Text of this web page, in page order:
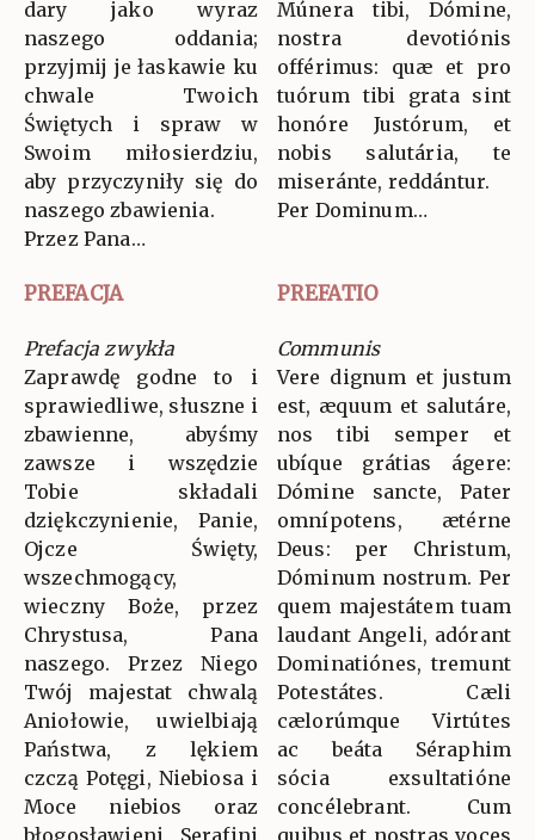
dary jako wyraz
naszego oddania;
przyjmij je łaskawie ku
chwale Twoich
Świętych i spraw w
Swoim miłosierdziu,
aby przyczyniły się do
naszego zbawienia.
Przez Pana…
Múnera tibi, Dómine,
nostra devotiónis
offérimus: quæ et pro
tuórum tibi grata sint
honóre Justórum, et
nobis salutária, te
miseránte, reddántur.
Per Dominum…
PREFACJA PREFATIO
Prefacja zwykła
Zaprawdę godne to i
sprawiedliwe, słuszne i
zbawienne, abyśmy
zawsze i wszędzie
Tobie składali
dziękczynienie, Panie,
Ojcze Święty,
wszechmogący,
wieczny Boże, przez
Chrystusa, Pana
naszego. Przez Niego
Twój majestat chwalą
Aniołowie, uwielbiają
Państwa, z lękiem
czczą Potęgi, Niebiosa i
Moce niebios oraz
Communis
Vere dignum et justum
est, æquum et salutáre,
nos tibi semper et
ubíque grátias ágere:
Dómine sancte, Pater
omnípotens, ætérne
Deus: per Christum,
Dóminum nostrum. Per
quem majestátem tuam
laudant Angeli, adórant
Dominatiónes, tremunt
Potestátes. Cæli
cælorúmque Virtútes
ac beáta Séraphim
sócia exsultatióne
concélebrant. Cum